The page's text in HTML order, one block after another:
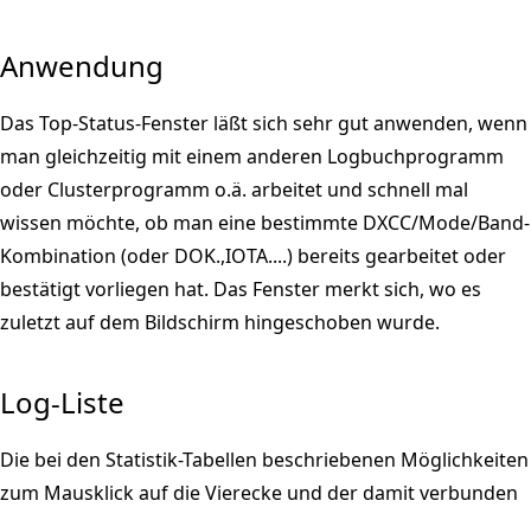
Anwendung
Das Top-Status-Fenster läßt sich sehr gut anwenden, wenn
man gleichzeitig mit einem anderen Logbuchprogramm
oder Clusterprogramm o.ä. arbeitet und schnell mal
wissen möchte, ob man eine bestimmte DXCC/Mode/Band-
Kombination (oder DOK.,IOTA....) bereits gearbeitet oder
bestätigt vorliegen hat. Das Fenster merkt sich, wo es
zuletzt auf dem Bildschirm hingeschoben wurde.
Log-Liste
Die bei den Statistik-Tabellen beschriebenen Möglichkeiten
zum Mausklick auf die Vierecke und der damit verbunden